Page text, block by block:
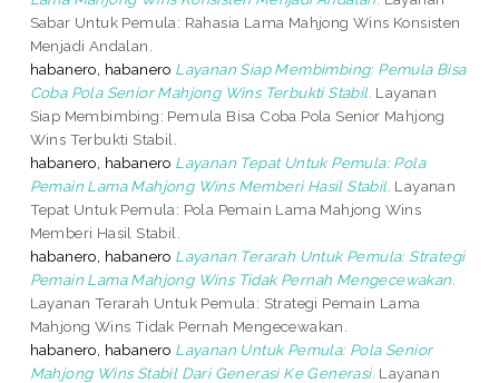
Sabar Untuk Pemula: Rahasia Lama Mahjong Wins Konsisten
Menjadi Andalan.
habanero, habanero Layanan Siap Membimbing: Pemula Bisa
Coba Pola Senior Mahjong Wins Terbukti Stabil. Layanan
Siap Membimbing: Pemula Bisa Coba Pola Senior Mahjong
Wins Terbukti Stabil.
habanero, habanero Layanan Tepat Untuk Pemula: Pola
Pemain Lama Mahjong Wins Memberi Hasil Stabil. Layanan
Tepat Untuk Pemula: Pola Pemain Lama Mahjong Wins
Memberi Hasil Stabil.
habanero, habanero Layanan Terarah Untuk Pemula: Strategi
Pemain Lama Mahjong Wins Tidak Pernah Mengecewakan.
Layanan Terarah Untuk Pemula: Strategi Pemain Lama
Mahjong Wins Tidak Pernah Mengecewakan.
habanero, habanero Layanan Untuk Pemula: Pola Senior
Mahjong Wins Stabil Dari Generasi Ke Generasi. Layanan